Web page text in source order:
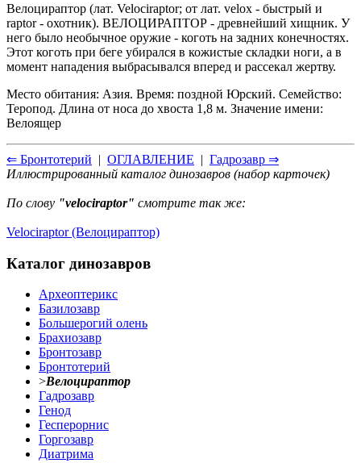
Велоцираптор (лат. Velociraptor; от лат. velox - быстрый и
raptor - охотник). ВЕЛОЦИРАПТОР - древнейший хищник. У
него было необычное оружие - коготь на задних конечностях.
Этот коготь при беге убирался в кожистые складки ноги, а в
момент нападения выбрасывался вперед и рассекал жертву.
Место обитания: Азия. Время: поздной Юрский. Семейство:
Теропод. Длина от носа до хвоста 1,8 м. Значение имени:
Велоящер
⇐ Бронтотерий | ОГЛАВЛЕНИЕ | Гадрозавр ⇒
Иллюстрированный каталог динозавров (набор карточек)
По слову "velociraptor" смотрите так же:
Velociraptor (Велоцираптор)
Каталог динозавров
Археоптерикс
Базилозавр
Большерогий олень
Брахиозавр
Бронтозавр
Бронтотерий
>Велоцираптор
Гадрозавр
Генод
Гесперорнис
Горгозавр
Диатрима